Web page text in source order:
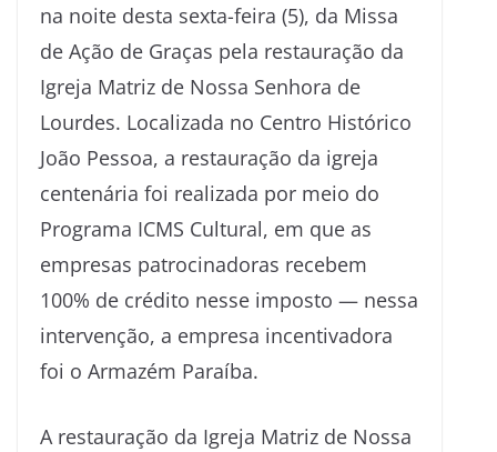
na noite desta sexta-feira (5), da Missa
de Ação de Graças pela restauração da
Igreja Matriz de Nossa Senhora de
Lourdes. Localizada no Centro Histórico
João Pessoa, a restauração da igreja
centenária foi realizada por meio do
Programa ICMS Cultural, em que as
empresas patrocinadoras recebem
100% de crédito nesse imposto — nessa
intervenção, a empresa incentivadora
foi o Armazém Paraíba.
A restauração da Igreja Matriz de Nossa